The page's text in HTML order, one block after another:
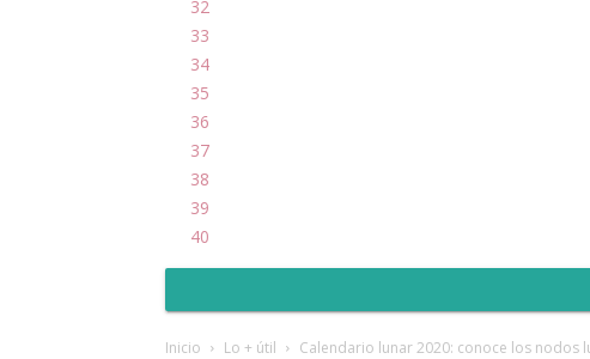
32
33
34
35
36
37
38
39
40
Inicio Lo + útil Calendario lunar 2020: conoce los nodos